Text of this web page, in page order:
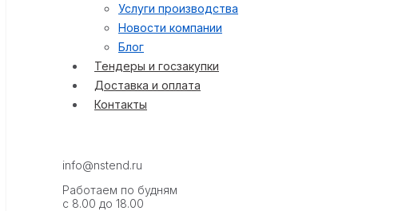
Услуги производства
Новости компании
Блог
Тендеры и госзакупки
Доставка и оплата
Контакты
info@nstend.ru
Работаем по будням
с 8.00 до 18.00